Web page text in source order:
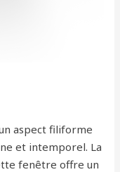
aspect filiforme
et intemporel. La
fenêtre offre un